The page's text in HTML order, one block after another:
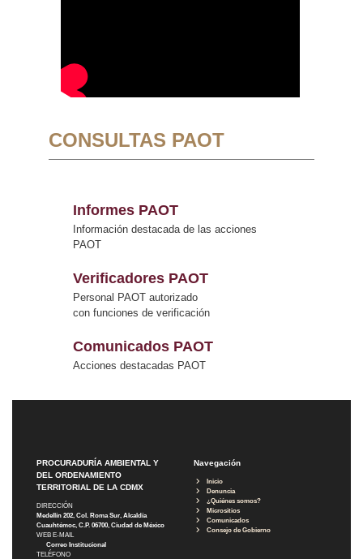
CONSULTAS PAOT
Informes PAOT
Información destacada de las acciones
PAOT
Verificadores PAOT
Personal PAOT autorizado
con funciones de verificación
Comunicados PAOT
Acciones destacadas PAOT
PROCURADURÍA AMBIENTAL Y
DEL ORDENAMIENTO
TERRITORIAL DE LA CDMX
DIRECCIÓN
Medellín 202, Col. Roma Sur, Alcaldía
Cuauhtémoc, C.P. 06700, Ciudad de México
WEB E-MAIL
Correo Institucional
TELÉFONO
Navegación
Inicio
Denuncia
¿Quiénes somos?
Micrositios
Comunicados
Consejo de Gobierno